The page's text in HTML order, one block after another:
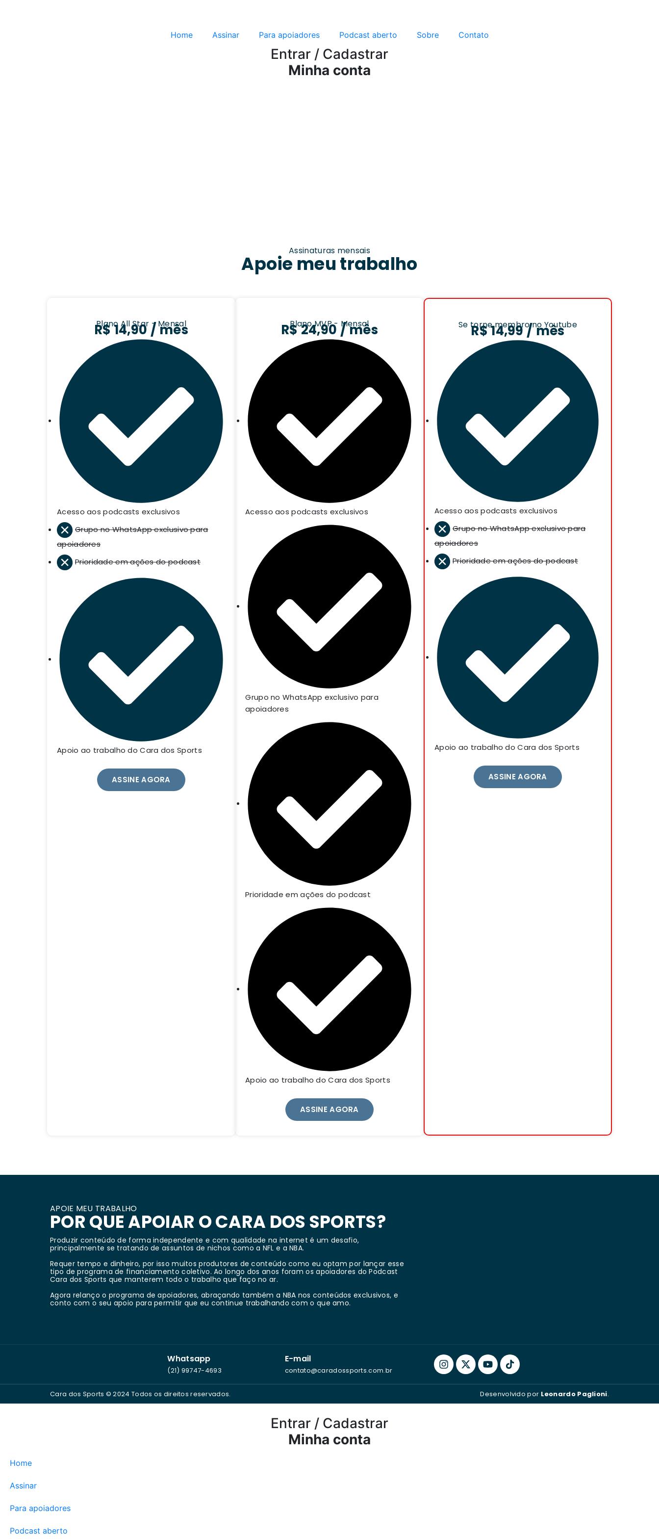
Home Assinar Para apoiadores Podcast aberto Sobre Contato
Entrar / Cadastrar
Minha conta
Assinaturas mensais
Apoie meu trabalho
Plano All Star - Mensal
R$ 14,90 / mês
Acesso aos podcasts exclusivos
Grupo no WhatsApp exclusivo para
apoiadores
Prioridade em ações do podcast
Apoio ao trabalho do Cara dos Sports
ASSINE AGORA
Plano MVP - Mensal
R$ 24,90 / mês
Acesso aos podcasts exclusivos
⁠Grupo no WhatsApp exclusivo para
apoiadores
Prioridade em ações do podcast
Apoio ao trabalho do Cara dos Sports
ASSINE AGORA
Se torne membro no Youtube
R$ 14,99 / mês
Acesso aos podcasts exclusivos
Grupo no WhatsApp exclusivo para
apoiadores
Prioridade em ações do podcast
Apoio ao trabalho do Cara dos Sports
ASSINE AGORA
APOIE MEU TRABALHO
POR QUE APOIAR O CARA DOS SPORTS?
Produzir conteúdo de forma independente e com qualidade na internet é um desafio,
principalmente se tratando de assuntos de nichos como a NFL e a NBA.
Requer tempo e dinheiro, por isso muitos produtores de conteúdo como eu optam por lançar esse
tipo de programa de financiamento coletivo. Ao longo dos anos foram os apoiadores do Podcast
Cara dos Sports que manterem todo o trabalho que faço no ar.
Agora relanço o programa de apoiadores, abraçando também a NBA nos conteúdos exclusivos, e
conto com o seu apoio para permitir que eu continue trabalhando com o que amo.
Whatsapp
(21) 99747-4693
E-mail
contato@caradossports.com.br
Cara dos Sports © 2024 Todos os direitos reservados. Desenvolvido por Leonardo Paglioni.
Entrar / Cadastrar
Minha conta
Home
Assinar
Para apoiadores
Podcast aberto